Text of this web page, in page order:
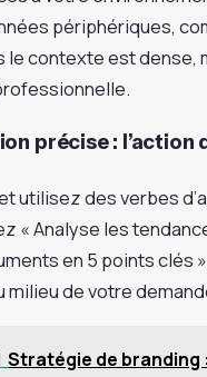
périphériques,
le contexte est dense,
précise : l’action
utilisez des verbes
« Analyse les
en 5 points clés
milieu de votre
Stratégie de